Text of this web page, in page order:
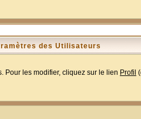
des Utilisateurs
Pour les modifier, cliquez sur le lien Profil